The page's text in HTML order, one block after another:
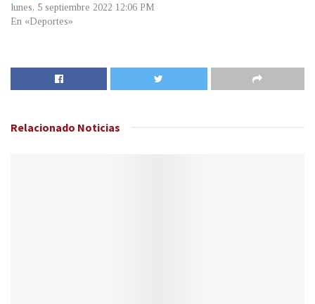
lunes, 5 septiembre 2022 12:06 PM
En «Deportes»
Relacionado Noticias